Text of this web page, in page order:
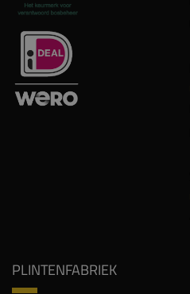
PLINTENFABRIEK